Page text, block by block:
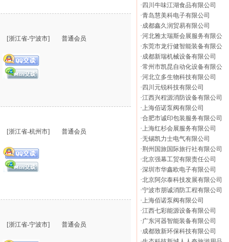
[浙江省-宁波市] 普通会员
[浙江省-杭州市] 普通会员
[浙江省-宁波市] 普通会员
· 四川牛味江湖食品有限公司
·青岛慧美科电子有限公司
·成都鑫久润贸易有限公司
·河北雅太瑞斯会展服务有限公
·东莞市龙行健智能装备有限公
·成都新瑞机械设备有限公司
·常州市凯昆自动化设备有限公
·河北立多生物科技有限公司
· 四川元锐科技有限公司
·江西兴程源消防设备有限公司
·上海佰诺泵阀有限公司
·合肥市诚印包装服务有限公司
·上海红杉会展服务有限公司
·无锡凯力士电气有限公司
·荆州国旅国际旅行社有限公司
·北京强幕工贸有限责任公司
·深圳市华鑫欧电子有限公司
·北京阿尔泰科技发展有限公司
·宁波市朋诚消防工程有限公司
·上海佰诺泵阀有限公司
·江西七彩能源设备有限公司
·广东河器智能装备有限公司
·成都致新环保科技有限公司